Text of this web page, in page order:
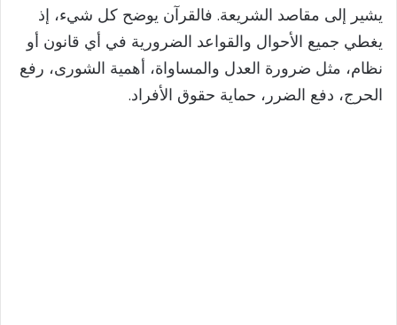
يشير إلى مقاصد الشريعة. فالقرآن يوضح كل شيء، إذ
يغطي جميع الأحوال والقواعد الضرورية في أي قانون أو
نظام، مثل ضرورة العدل والمساواة، أهمية الشورى، رفع
الحرج، دفع الضرر، حماية حقوق الأفراد.